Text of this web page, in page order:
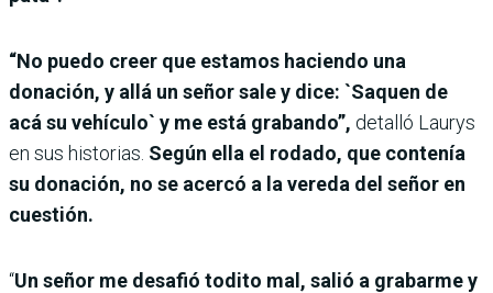
“No puedo creer que estamos haciendo una
donación, y allá un señor sale y dice: `Saquen de
acá su vehículo` y me está grabando”, detalló Laurys
en sus historias. Según ella el rodado, que contenía
su donación, no se acercó a la vereda del señor en
cuestión.
“Un señor me desafió todito mal, salió a grabarme y